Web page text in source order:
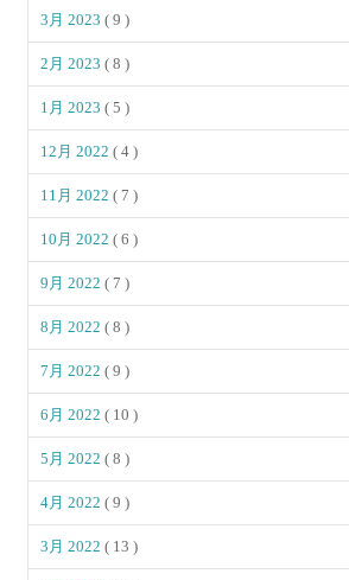
3月 2023( 9 )
2月 2023( 8 )
1月 2023( 5 )
12月 2022( 4 )
11月 2022( 7 )
10月 2022( 6 )
9月 2022( 7 )
8月 2022( 8 )
7月 2022( 9 )
6月 2022( 10 )
5月 2022( 8 )
4月 2022( 9 )
3月 2022( 13 )